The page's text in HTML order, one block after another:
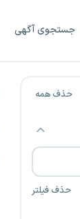
جستجوی آگهی
حذف همه
حذف فیلتر